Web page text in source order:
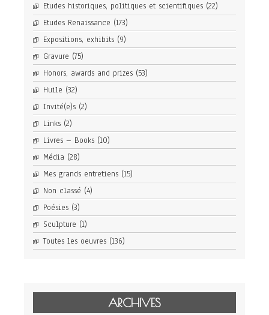
Etudes historiques, politiques et scientifiques (22)
Etudes Renaissance (173)
Expositions, exhibits (9)
Gravure (75)
Honors, awards and prizes (53)
Huile (32)
Invité(e)s (2)
Links (2)
Livres – Books (10)
Média (28)
Mes grands entretiens (15)
Non classé (4)
Poésies (3)
Sculpture (1)
Toutes les oeuvres (136)
ARCHIVES